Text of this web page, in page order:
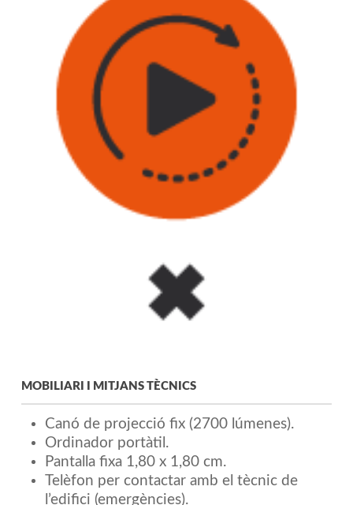
MOBILIARI I MITJANS TÈCNICS
Canó de projecció fix (2700 lúmenes).
Ordinador portàtil.
Pantalla fixa 1,80 x 1,80 cm.
Telèfon per contactar amb el tècnic de
l’edifici (emergències).